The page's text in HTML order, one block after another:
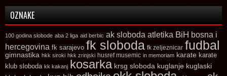
OZNAKE
100 godina slobode aba 2 liga aid berbic ak sloboda atletika BiH bosna i
hercegovina fk sarajevo fk sloboda fk zeljeznicar fudbal
gimnastika hkk siroki hkk zrinjski husref musemic in memoriam karate karate
klub sloboda kk kakanj kosarka krsg sloboda kuglanje kuglaski